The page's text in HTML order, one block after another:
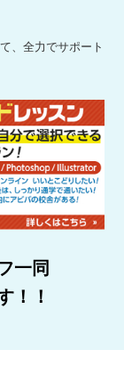
、全力でサポート
一同
！！